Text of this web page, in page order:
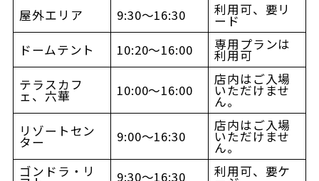
屋外エリア
9:30〜16:30 利用可、要リ
ード
ドームテント
10:20〜16:00 専用プランは
利用可
テラスカフ
ェ、六華 10:00〜16:00
店内はご入場
いただけませ
ん。
リゾートセン
ター 9:00〜16:30
店内はご入場
いただけませ
ん。
ゴンドラ・リ
9:30〜16:30 利用可、要ケ